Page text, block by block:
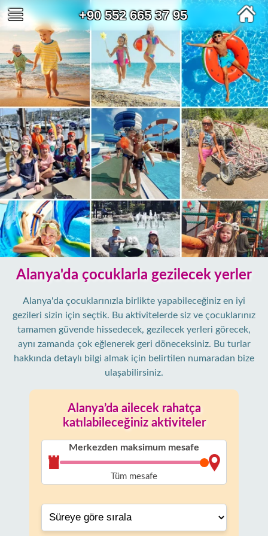
+90 552 665 37 95
Alanya'da çocuklarla gezilecek yerler
Alanya'da çocuklarınızla birlikte yapabileceğiniz en iyi
gezileri sizin için seçtik. Bu aktivitelerde siz ve çocuklarınız
tamamen güvende hissedecek, gezilecek yerleri görecek,
aynı zamanda çok eğlenerek geri döneceksiniz. Bu turlar
hakkında detaylı bilgi almak için belirtilen numaradan bize
ulaşabilirsiniz.
Alanya’da ailecek rahatça
katılabileceğiniz aktiviteler
Merkezden maksimum mesafe
Tüm mesafe